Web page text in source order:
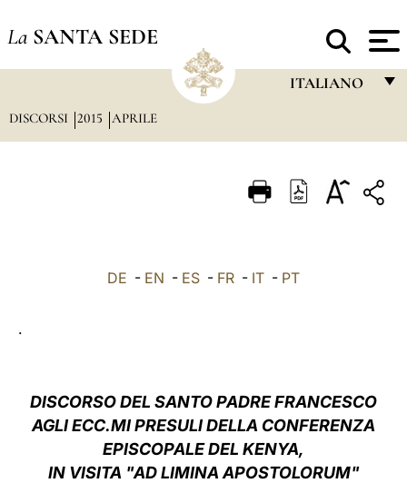
La SANTA SEDE
ITALIANO
ITALIANO
中文
LATINE
DISCORSI 2015 APRILE
DE - EN - ES - FR - IT - PT
.
DISCORSO DEL SANTO PADRE FRANCESCO
AGLI ECC.MI PRESULI DELLA CONFERENZA
EPISCOPALE DEL KENYA,
IN VISITA "AD LIMINA APOSTOLORUM"